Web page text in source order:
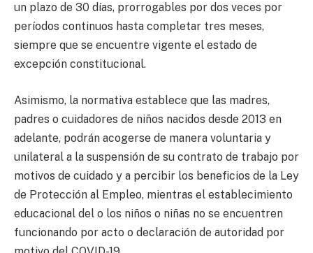
un plazo de 30 días, prorrogables por dos veces por
períodos continuos hasta completar tres meses,
siempre que se encuentre vigente el estado de
excepción constitucional.
Asimismo, la normativa establece que las madres,
padres o cuidadores de niños nacidos desde 2013 en
adelante, podrán acogerse de manera voluntaria y
unilateral a la suspensión de su contrato de trabajo por
motivos de cuidado y a percibir los beneficios de la Ley
de Protección al Empleo, mientras el establecimiento
educacional del o los niños o niñas no se encuentren
funcionando por acto o declaración de autoridad por